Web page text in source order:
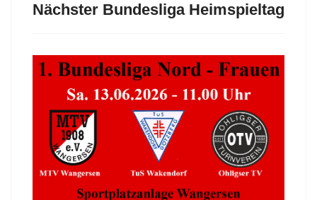
Nächster Bundesliga Heimspieltag